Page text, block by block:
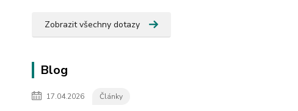
Zobrazit všechny dotazy
Blog
17.04.2026 Články